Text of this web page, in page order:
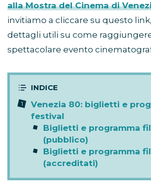
alla Mostra del Cinema di
invitiamo a cliccare su questo
dettagli utili su come
spettacolare evento
Venezia 80: biglietti e
festival
Biglietti e programma
(pubblico)
Biglietti e programma
(accreditati)